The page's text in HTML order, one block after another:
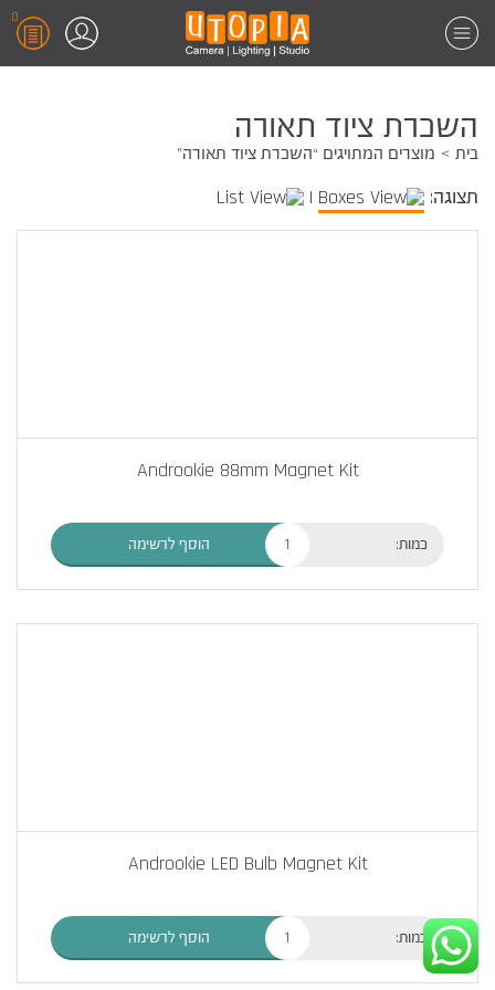
0
השכרת ציוד תאורה
בית מוצרים המתויגים “השכרת ציוד תאורה”
תצוגה: |
Androokie 88mm Magnet Kit
כמות: הוסף לרשימה
Androokie LED Bulb Magnet Kit
כמות: הוסף לרשימה